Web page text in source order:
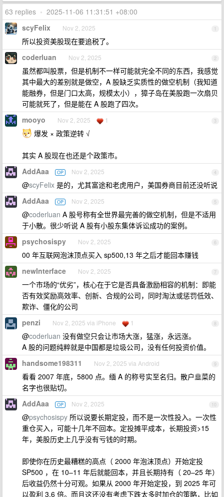
63 replies • 2025-11-06 11:31:51 +08:00
1
scyFelix Nov 2, 2025
所以投资美股现在要追税了。
2
coderluan Nov 2, 2025
虽然都叫股票，但是机制不一样可能就完全不同的东西，我感觉
其中最大的差别就是做空，A 股缺乏实质性的做空机制（我知道
能融券，但是门口太高，规模太小），獐子岛在美股跑一次扇贝
可能就死了，但是能在 A 股跑了四次。
3
mooyo Nov 2, 2025 1
爆发 × 政策逆转 √
其实 A 股现在也还是个政策市。
4
AddAaa OP Nov 2, 2025
@scyFelix 是的，尤其富途和老虎用户，美国券商目前还没听说
5
AddAaa OP Nov 2, 2025
@coderluan A 股号称有全世界最完善的做空机制，但是不适用
于小散。很少听说 A 股有小股东集体诉讼成功的案例。
6
psychosispy Nov 2, 2025
00 年互联网泡沫顶点买入 sp500,13 年之后才能回本赚钱
7
newInterface Nov 2, 2025
一个市场的“优劣”，核心在于它是否具备激励相容的机制：即能
否有效奖励高效率、创新、合规的公司，同时淘汰或惩罚低效、
欺诈、僵化的公司
8
penzi Nov 2, 2025 via iPhone 1
@coderluan 没有做空只会让市场大涨，猛涨，永远涨。
A 股的问题纯粹就是中国都是垃圾公司，没有任何投资价值。
9
handsome198311 Nov 2, 2025 via Android
看看 2007 年底，5800 点。缅 A 的称号实至名归。散户韭菜的
名字也很贴切。
10
AddAaa OP Nov 2, 2025
@psychosispy 所以说要长期定投，而不是一次性投入。一次性
重仓买入，可能十几年不回本。定投摊平成本，长期投资>15
年，美股历史上几乎没有亏钱的时期。
即使你在历史最糟糕的高点（ 2000 年泡沫顶点）开始定投
SP500 ，在 10–11 年后就能回本，并且长期持有（ 20–25 年）
后收益仍然十分可观。如果从 2000 年开始定投，到 2025 年可
以盈利 3.6 倍。而且这还没有考虑下跌太多时加仓的策略，比如